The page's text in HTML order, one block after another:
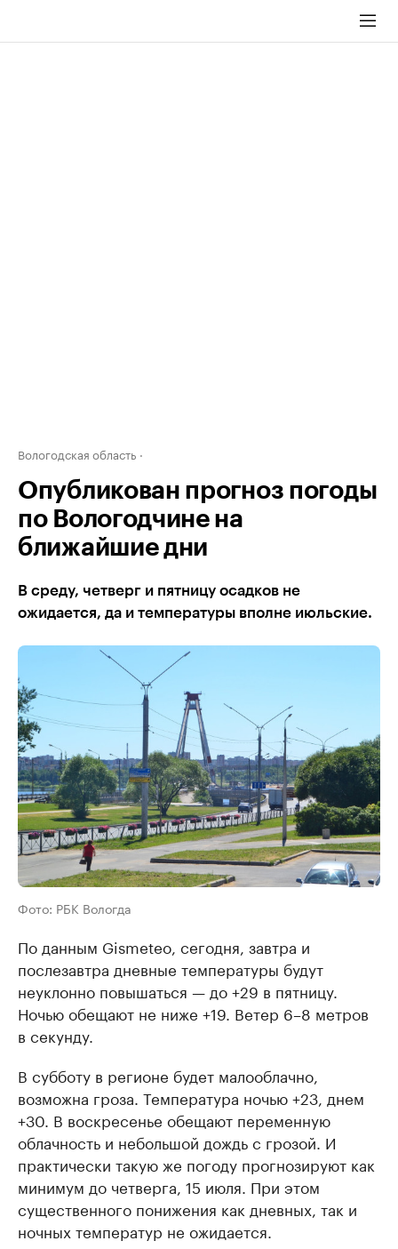
Вологодская область
Опубликован прогноз погоды
по Вологодчине на
ближайшие дни
В среду, четверг и пятницу осадков не
ожидается, да и температуры вполне июльские.
Фото: РБК Вологда
По данным Gismeteo, сегодня, завтра и
послезавтра дневные температуры будут
неуклонно повышаться — до +29 в пятницу.
Ночью обещают не ниже +19. Ветер 6–8 метров
в секунду.
В субботу в регионе будет малооблачно,
возможна гроза. Температура ночью +23, днем
+30. В воскресенье обещают переменную
облачность и небольшой дождь с грозой. И
практически такую же погоду прогнозируют как
минимум до четверга, 15 июля. При этом
существенного понижения как дневных, так и
ночных температур не ожидается.